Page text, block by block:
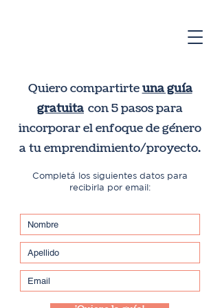
Quiero compartirteuna guía
gratuita con 5 pasos para
incorporar el enfoque de género
a tu emprendimiento/proyecto.
Completá los siguientes datos para
recibirla por email: